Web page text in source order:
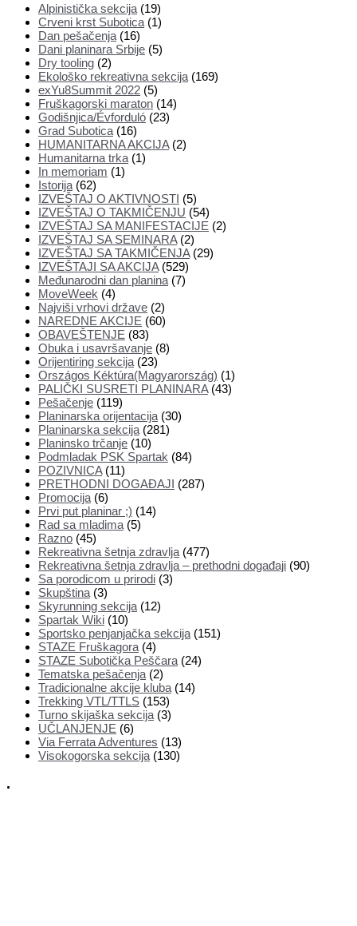
Alpinistička sekcija (19)
Crveni krst Subotica (1)
Dan pešačenja (16)
Dani planinara Srbije (5)
Dry tooling (2)
Ekološko rekreativna sekcija (169)
exYu8Summit 2022 (5)
Fruškagorski maraton (14)
Godišnjica/Évforduló (23)
Grad Subotica (16)
HUMANITARNA AKCIJA(2)
Humanitarna trka (1)
In memoriam (1)
Istorija (62)
IZVEŠTAJ O AKTIVNOSTI (5)
IZVEŠTAJ O TAKMIČENJU (54)
IZVEŠTAJ SA MANIFESTACIJE (2)
IZVEŠTAJ SA SEMINARA(2)
IZVEŠTAJ SA TAKMIČENJA(29)
IZVEŠTAJI SA AKCIJA(529)
Međunarodni dan planina (7)
MoveWeek (4)
Najviši vrhovi države (2)
NAREDNE AKCIJE (60)
OBAVEŠTENJE (83)
Obuka i usavršavanje (8)
Orijentiring sekcija (23)
Országos Kéktúra(Magyarország) (1)
PALIČKI SUSRETI PLANINARA(43)
Pešačenje (119)
Planinarska orijentacija (30)
Planinarska sekcija (281)
Planinsko trčanje (10)
Podmladak PSK Spartak (84)
POZIVNICA(11)
PRETHODNI DOGAĐAJI (287)
Promocija (6)
Prvi put planinar ;) (14)
Rad sa mladima (5)
Razno (45)
Rekreativna šetnja zdravlja (477)
Rekreativna šetnja zdravlja – prethodni događaji (90)
Sa porodicom u prirodi (3)
Skupština (3)
Skyrunning sekcija (12)
Spartak Wiki (10)
Sportsko penjanjačka sekcija (151)
STAZE Fruškagora (4)
STAZE Subotička Peščara (24)
Tematska pešačenja (2)
Tradicionalne akcije kluba (14)
Trekking VTL/TTLS (153)
Turno skijaška sekcija (3)
UČLANJENJE (6)
Via Ferrata Adventures (13)
Visokogorska sekcija (130)
.